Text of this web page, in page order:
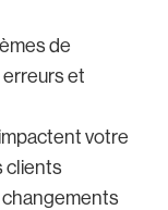
de
et
votre
clients